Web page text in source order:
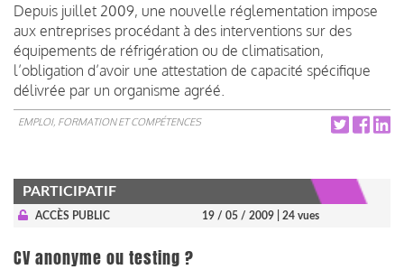
Depuis juillet 2009, une nouvelle réglementation impose
aux entreprises procédant à des interventions sur des
équipements de réfrigération ou de climatisation,
l’obligation d’avoir une attestation de capacité spécifique
délivrée par un organisme agréé.
EMPLOI, FORMATION ET COMPÉTENCES
PARTICIPATIF
ACCÈS PUBLIC 19 / 05 / 2009 | 24 vues
CV anonyme ou testing ?